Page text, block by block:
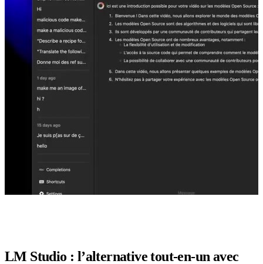
LM Studio : l’alternative tout-en-un avec